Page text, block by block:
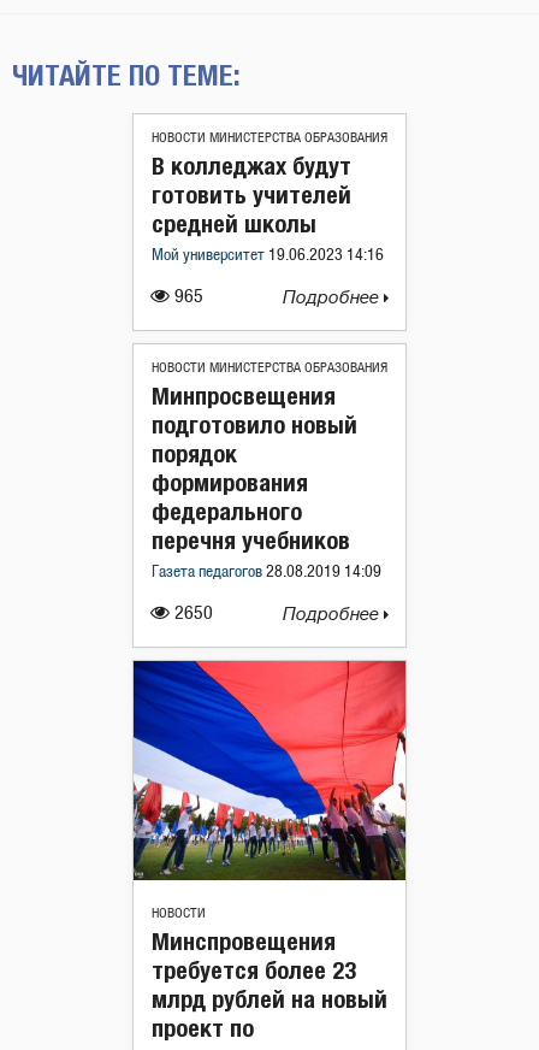
ЧИТАЙТЕ ПО ТЕМЕ:
НОВОСТИ МИНИСТЕРСТВА ОБРАЗОВАНИЯ
965
В колледжах будут
готовить учителей
средней школы
Мой университет 19.06.2023 14:16
Подробнее
НОВОСТИ МИНИСТЕРСТВА ОБРАЗОВАНИЯ
2650
Минпросвещения
подготовило новый
порядок
формирования
федерального
перечня учебников
Газета педагогов 28.08.2019 14:09
Подробнее
НОВОСТИ
Минспровещения
требуется более 23
млрд рублей на новый
проект по